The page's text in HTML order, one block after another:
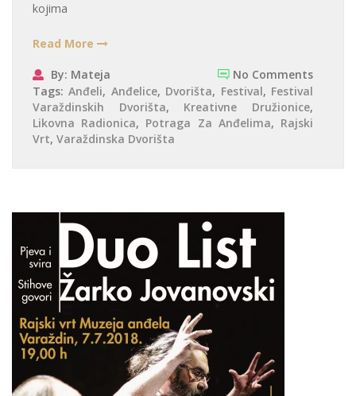
kojima
Read More
By: Mateja
No Comments
Tags:Anđeli, Anđelice, Dvorišta, Festival, Festival
Varaždinskih Dvorišta, Kreativne Družionice,
Likovna Radionica, Potraga Za Anđelima, Rajski
Vrt, Varaždinska Dvorišta